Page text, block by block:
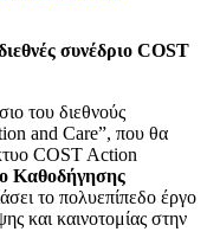
συνέδριο COST
του διεθνούς
and Care”, που θα
COST Action
Καθοδήγησης
το πολυεπίπεδο έργο
και καινοτομίας στην